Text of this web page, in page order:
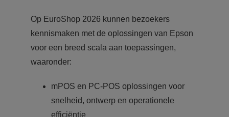
Op EuroShop 2026 kunnen bezoekers
kennismaken met de oplossingen van Epson
voor een breed scala aan toepassingen,
waaronder:
mPOS en PC-POS oplossingen voor
snelheid, ontwerp en operationele
efficiëntie